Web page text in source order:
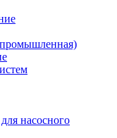
насосного